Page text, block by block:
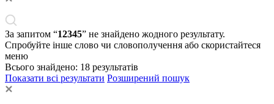
За запитом “12345” не знайдено жодного результату.
Спробуйте інше слово чи словополучення або скористайтеся
меню
Всього знайдено: 18 результатів
Показати всі результати Розширений пошук